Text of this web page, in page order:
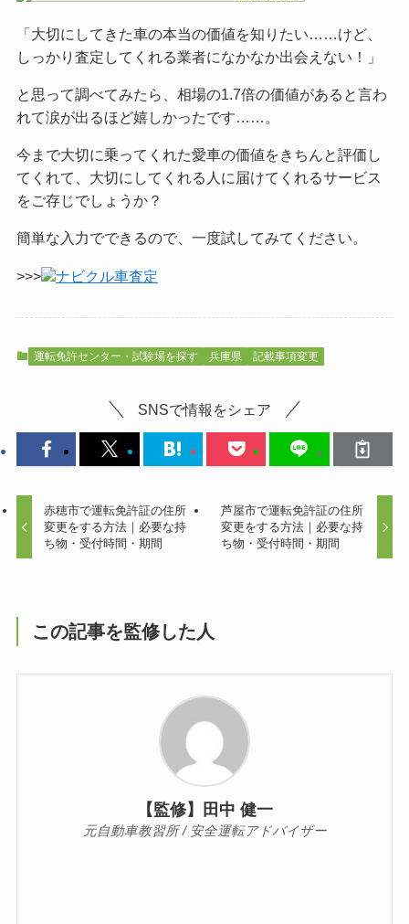
「大切にしてきた車の本当の価値を知りたい……けど、
しっかり査定してくれる業者になかなか出会えない！」
と思って調べてみたら、相場の1.7倍の価値があると言わ
れて涙が出るほど嬉しかったです……。
今まで大切に乗ってくれた愛車の価値をきちんと評価し
てくれて、大切にしてくれる人に届けてくれるサービス
をご存じでしょうか？
簡単な入力でできるので、一度試してみてください。
>>> ナビクル車査定
運転免許センター・試験場を探す 兵庫県 記載事項変更
SNSで情報をシェア
赤穂市で運転免許証の住所
変更をする方法｜必要な持
ち物・受付時間・期間
芦屋市で運転免許証の住所
変更をする方法｜必要な持
ち物・受付時間・期間
この記事を監修した人
【監修】田中 健一
元自動車教習所 / 安全運転アドバイザー